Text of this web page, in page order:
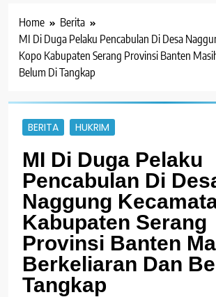
Home
Berita
MI Di Duga Pelaku Pencabulan Di Desa
Kopo Kabupaten Serang Provinsi Banten
Belum Di Tangkap
BERITA HUKRIM
MI Di Duga Pelaku
Pencabulan Di
Naggung
Kabupaten Serang
Provinsi Banten
Berkeliaran Dan
Tangkap